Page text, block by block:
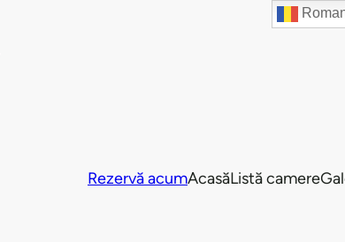
Rezervă acumAcasăListă camere